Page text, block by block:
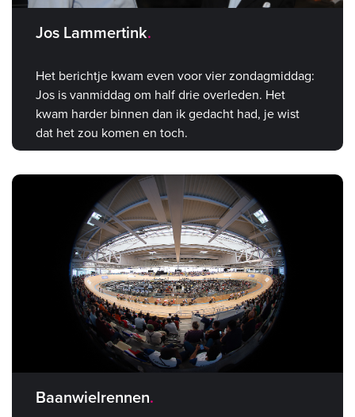
Jos Lammertink
Het berichtje kwam even voor vier zondagmiddag:
Jos is vanmiddag om half drie overleden. Het
kwam harder binnen dan ik gedacht had, je wist
dat het zou komen en toch.
Baanwielrennen